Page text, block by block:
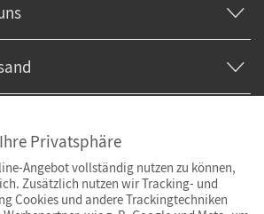
Privatsphäre
Angebot vollständig nutzen zu können,
Zusätzlich nutzen wir Tracking- und
Cookies und andere Trackingtechniken